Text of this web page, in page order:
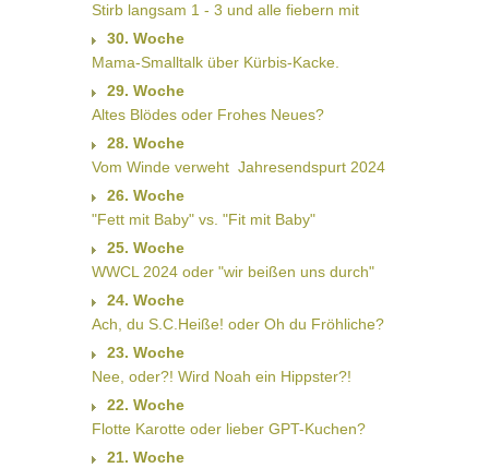
Stirb langsam 1 - 3 und alle fiebern mit
30. Woche
Mama-Smalltalk über Kürbis-Kacke.
29. Woche
Altes Blödes oder Frohes Neues?
28. Woche
Vom Winde verweht  Jahresendspurt 2024
26. Woche
"Fett mit Baby" vs. "Fit mit Baby"
25. Woche
WWCL 2024 oder "wir beißen uns durch"
24. Woche
Ach, du S.C.Heiße! oder Oh du Fröhliche?
23. Woche
Nee, oder?! Wird Noah ein Hippster?!
22. Woche
Flotte Karotte oder lieber GPT-Kuchen?
21. Woche